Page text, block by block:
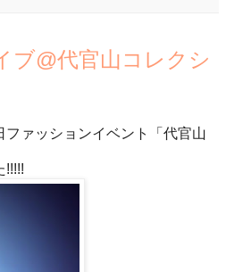
ブ@代官山コレクシ
ァッションイベント「代官山
!!!!!